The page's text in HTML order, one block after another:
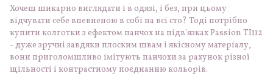
Хочеш шикарно виглядати і в одязі, і без, при цьому
відчувати себе впевненою в собі на всі сто? Тоді потрібно
купити колготки з ефектом панчох на підв'язках Passion TI112
- дуже зручні завдяки плоским швам і якісному матеріалу,
вони приголомшливо імітують панчохи за рахунок різної
щільності і контрастному поєднанню кольорів.